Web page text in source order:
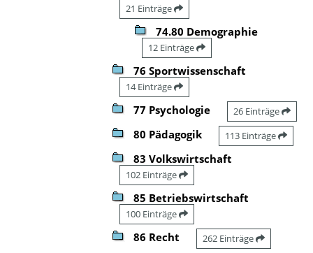
21 Einträge
74.80 Demographie
12 Einträge
76 Sportwissenschaft
14 Einträge
77 Psychologie 26 Einträge
80 Pädagogik 113 Einträge
83 Volkswirtschaft
102 Einträge
85 Betriebswirtschaft
100 Einträge
86 Recht 262 Einträge